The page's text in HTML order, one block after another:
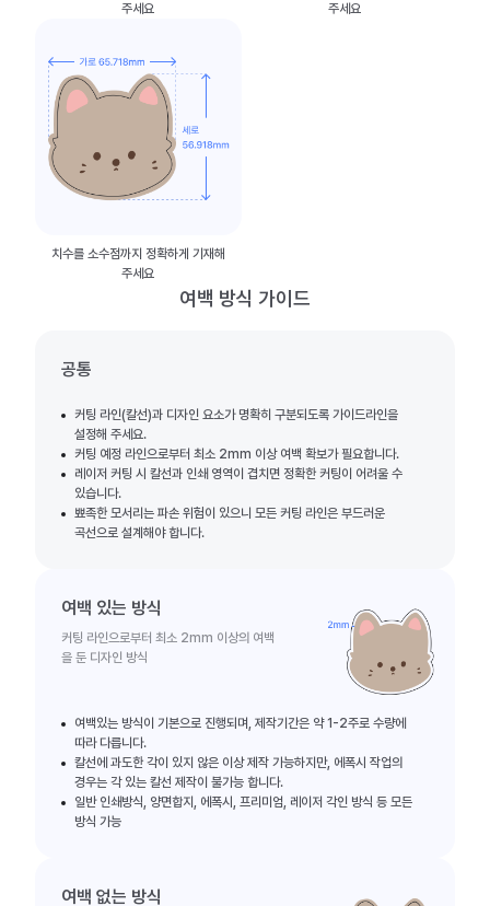
주세요
주세요
치수를 소수점까지 정확하게 기재해
주세요
여백 방식 가이드
공통
커팅 라인(칼선)과 디자인 요소가 명확히 구분되도록 가이드라인을
설정해 주세요.
커팅 예정 라인으로부터 최소 2mm 이상 여백 확보가 필요합니다.
레이저 커팅 시 칼선과 인쇄 영역이 겹치면 정확한 커팅이 어려울 수
있습니다.
뾰족한 모서리는 파손 위험이 있으니 모든 커팅 라인은 부드러운
곡선으로 설계해야 합니다.
여백 있는 방식
커팅 라인으로부터 최소 2mm 이상의 여백
을 둔 디자인 방식
여백있는 방식이 기본으로 진행되며, 제작기간은 약 1-2주로 수량에
따라 다릅니다.
칼선에 과도한 각이 있지 않은 이상 제작 가능하지만, 에폭시 작업의
경우는 각 있는 칼선 제작이 불가능 합니다.
일반 인쇄방식, 양면합지, 에폭시, 프리미엄, 레이저 각인 방식 등 모든
방식 가능
여백 없는 방식